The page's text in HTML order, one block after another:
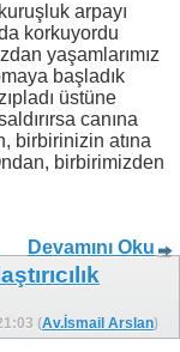
arpayı
korkuyordu
yaşamlarımız
başladık
üstüne
canına
birbirinizin atına
birbirimizden
Devamını Oku
(Av.İsmail Arslan)